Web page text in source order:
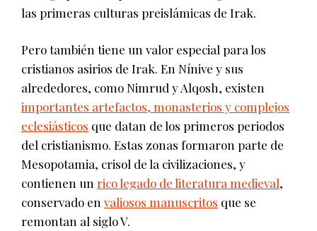
las primeras culturas preislámicas de Irak.
Pero también tiene un valor especial para los
cristianos asirios de Irak. En Nínive y sus
alrededores, como Nimrud y Alqosh, existen
importantes artefactos, monasterios y complejos
eclesiásticos que datan de los primeros periodos
del cristianismo. Estas zonas formaron parte de
Mesopotamia, crisol de la civilizaciones, y
contienen un rico legado de literatura medieval,
conservado en valiosos manuscritos que se
remontan al siglo V.